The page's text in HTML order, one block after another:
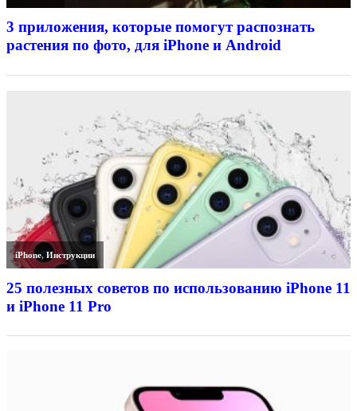
3 приложения, которые помогут распознать
растения по фото, для iPhone и Android
iPhone,Инструкции
25 полезных советов по использованию iPhone 11
и iPhone 11 Pro